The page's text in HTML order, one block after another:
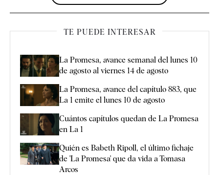
TE PUEDE INTERESAR
La Promesa, avance semanal del lunes 10
de agosto al viernes 14 de agosto
La Promesa, avance del capítulo 883, que
La 1 emite el lunes 10 de agosto
Cuántos capítulos quedan de La Promesa
en La 1
Quién es Babeth Ripoll, el último fichaje
de 'La Promesa' que da vida a Tomasa
Arcos